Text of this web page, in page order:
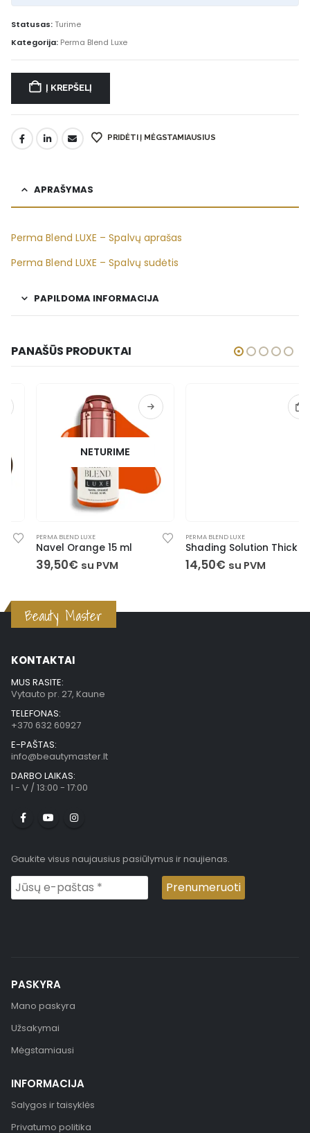
Statusas:Turime
Kategorija: Perma Blend Luxe
Į KREPŠELĮ
PRIDĖTI Į MĖGSTAMIAUSIUS
APRAŠYMAS
Perma Blend LUXE – Spalvų aprašas
Perma Blend LUXE – Spalvų sudėtis
PAPILDOMA INFORMACIJA
PANAŠŪS PRODUKTAI
NETURIME
PERMA BLEND LUXE
Navel Orange 15 ml
39,50€ su PVM
PERMA BLEND LUXE
Shading Solution Thick (Skiediklis) 15 ml
14,50€ su PVM
Beauty Master
KONTAKTAI
MUS RASITE:
Vytauto pr. 27, Kaune
TELEFONAS:
+370 632 60927
E-PAŠTAS:
info@beautymaster.lt
DARBO LAIKAS:
I - V / 13:00 - 17:00
Gaukite visus naujausius pasiūlymus ir naujienas.
PASKYRA
Mano paskyra
Užsakymai
Mėgstamiausi
INFORMACIJA
Salygos ir taisyklės
Privatumo politika